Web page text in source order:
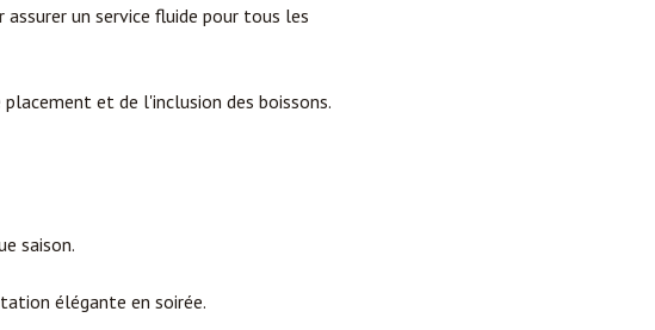
un service fluide pour tous les
et de l'inclusion des boissons.
saison.
élégante en soirée.